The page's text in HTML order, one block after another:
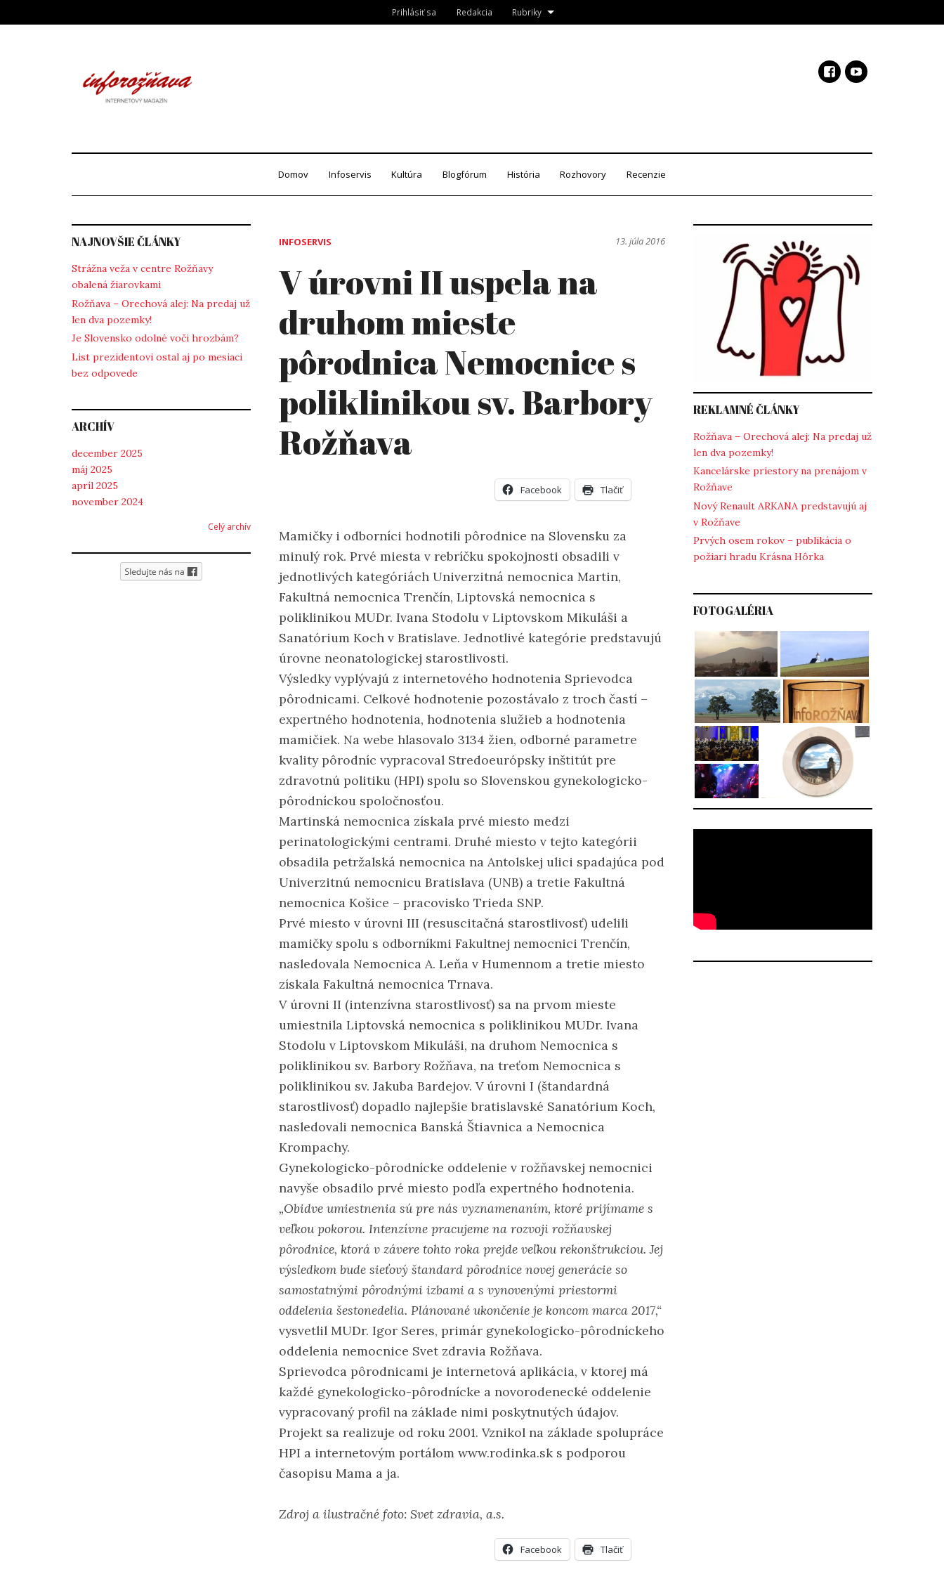
to
Prihlásiť sa Redakcia Rubriky
Domov Infoservis Kultúra Blogfórum História Rozhovory Recenzie
INFOSERVIS 13. júla 2016
V úrovni II uspela na
druhom mieste
pôrodnica Nemocnice s
poliklinikou sv. Barbory
Rožňava
Facebook Tlačiť
Mamičky i odborníci hodnotili pôrodnice na Slovensku za
minulý rok. Prvé miesta v rebríčku spokojnosti obsadili v
jednotlivých kategóriách Univerzitná nemocnica Martin,
Fakultná nemocnica Trenčín, Liptovská nemocnica s
poliklinikou MUDr. Ivana Stodolu v Liptovskom Mikuláši a
Sanatórium Koch v Bratislave. Jednotlivé kategórie predstavujú
úrovne neonatologickej starostlivosti.
Výsledky vyplývajú z internetového hodnotenia Sprievodca
pôrodnicami. Celkové hodnotenie pozostávalo z troch častí –
expertného hodnotenia, hodnotenia služieb a hodnotenia
mamičiek. Na webe hlasovalo 3134 žien, odborné parametre
kvality pôrodníc vypracoval Stredoeurópsky inštitút pre
zdravotnú politiku (HPI) spolu so Slovenskou gynekologicko-
pôrodníckou spoločnosťou.
Martinská nemocnica získala prvé miesto medzi
perinatologickými centrami. Druhé miesto v tejto kategórii
obsadila petržalská nemocnica na Antolskej ulici spadajúca pod
Univerzitnú nemocnicu Bratislava (UNB) a tretie Fakultná
nemocnica Košice – pracovisko Trieda SNP.
Prvé miesto v úrovni III (resuscitačná starostlivosť) udelili
mamičky spolu s odborníkmi Fakultnej nemocnici Trenčín,
nasledovala Nemocnica A. Leňa v Humennom a tretie miesto
získala Fakultná nemocnica Trnava.
V úrovni II (intenzívna starostlivosť) sa na prvom mieste
umiestnila Liptovská nemocnica s poliklinikou MUDr. Ivana
Stodolu v Liptovskom Mikuláši, na druhom Nemocnica s
poliklinikou sv. Barbory Rožňava, na treťom Nemocnica s
poliklinikou sv. Jakuba Bardejov. V úrovni I (štandardná
starostlivosť) dopadlo najlepšie bratislavské Sanatórium Koch,
nasledovali nemocnica Banská Štiavnica a Nemocnica
Krompachy.
Gynekologicko-pôrodnícke oddelenie v rožňavskej nemocnici
navyše obsadilo prvé miesto podľa expertného hodnotenia.
„Obidve umiestnenia sú pre nás vyznamenaním, ktoré prijímame s
veľkou pokorou. Intenzívne pracujeme na rozvoji rožňavskej
pôrodnice, ktorá v závere tohto roka prejde veľkou rekonštrukciou. Jej
výsledkom bude sieťový štandard pôrodnice novej generácie so
samostatnými pôrodnými izbami a s vynovenými priestormi
oddelenia šestonedelia. Plánované ukončenie je koncom marca 2017,“
vysvetlil MUDr. Igor Seres, primár gynekologicko-pôrodníckeho
oddelenia nemocnice Svet zdravia Rožňava.
Sprievodca pôrodnicami je internetová aplikácia, v ktorej má
každé gynekologicko-pôrodnícke a novorodenecké oddelenie
vypracovaný profil na základe nimi poskytnutých údajov.
Projekt sa realizuje od roku 2001. Vznikol na základe spolupráce
HPI a internetovým portálom www.rodinka.sk s podporou
časopisu Mama a ja.
Zdroj a ilustračné foto: Svet zdravia, a.s.
Facebook Tlačiť
NAJNOVŠIE ČLÁNKY
Strážna veža v centre Rožňavy
obalená žiarovkami
Rožňava – Orechová alej: Na predaj už
len dva pozemky!
Je Slovensko odolné voči hrozbám?
List prezidentovi ostal aj po mesiaci
bez odpovede
ARCHÍV
december 2025
máj 2025
apríl 2025
november 2024
Celý archív
REKLAMNÉ ČLÁNKY
Rožňava – Orechová alej: Na predaj už
len dva pozemky!
Kancelárske priestory na prenájom v
Rožňave
Nový Renault ARKANA predstavujú aj
v Rožňave
Prvých osem rokov – publikácia o
požiari hradu Krásna Hôrka
FOTOGALÉRIA